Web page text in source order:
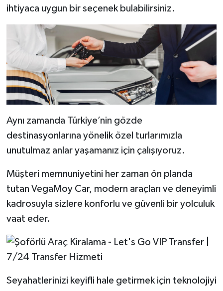
ihtiyaca uygun bir seçenek bulabilirsiniz.
Aynı zamanda Türkiye’nin gözde
destinasyonlarına yönelik özel turlarımızla
unutulmaz anlar yaşamanız için çalışıyoruz.
Müşteri memnuniyetini her zaman ön planda
tutan VegaMoy Car, modern araçları ve deneyimli
kadrosuyla sizlere konforlu ve güvenli bir yolculuk
vaat eder.
Seyahatlerinizi keyifli hale getirmek için teknolojiyi